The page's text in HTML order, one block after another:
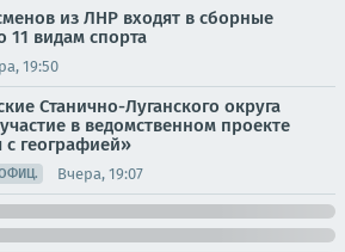
из ЛНР входят в сборные
11 видам спорта
19:50
Станично-Луганского округа
в ведомственном проекте
с географией»
Вчера, 19:07